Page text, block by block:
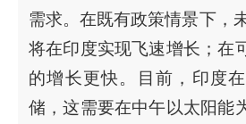
需求。在既有政策情景下，
将在印度实现飞速增长；在
的增长更快。目前，印度
储，这需要在中午以太阳能